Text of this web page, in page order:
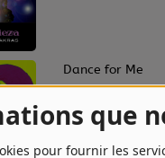
que
pour fournir les
Dance for Me